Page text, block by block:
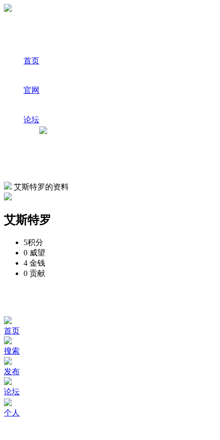
首页
官网
论坛
艾斯特罗的资料
艾斯特罗
5积分
0 威望
4 金钱
0 贡献
首页
搜索
发布
论坛
个人